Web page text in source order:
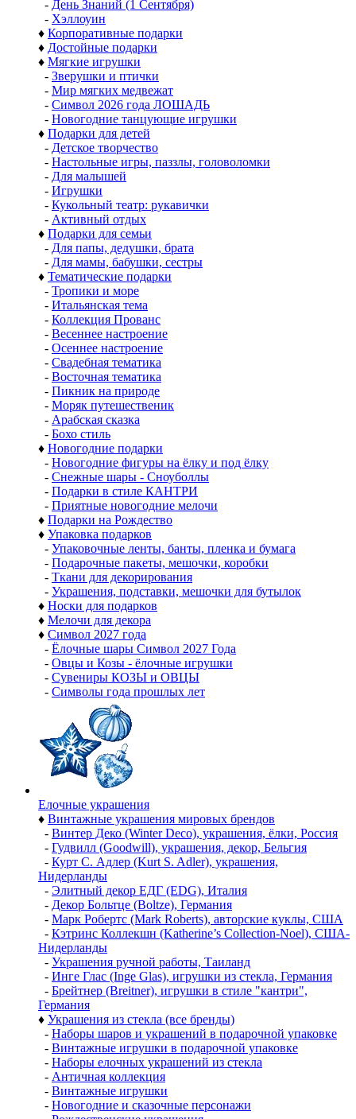
- День Знаний (1 Сентября)
- Хэллоуин
♦ Корпоративные подарки
♦ Достойные подарки
♦ Мягкие игрушки
- Зверушки и птички
- Мир мягких медвежат
- Символ 2026 года ЛОШАДЬ
- Новогодние танцующие игрушки
♦ Подарки для детей
- Детское творчество
- Настольные игры, паззлы, головоломки
- Для малышей
- Игрушки
- Кукольный театр: рукавички
- Активный отдых
♦ Подарки для семьи
- Для папы, дедушки, брата
- Для мамы, бабушки, сестры
♦ Тематические подарки
- Тропики и море
- Итальянская тема
- Коллекция Прованс
- Весеннее настроение
- Осеннее настроение
- Свадебная тематика
- Восточная тематика
- Пикник на природе
- Моряк путешественик
- Арабская сказка
- Бохо стиль
♦ Новогодние подарки
- Новогодние фигуры на ёлку и под ёлку
- Снежные шары - Сноуболлы
- Подарки в стиле КАНТРИ
- Приятные новогодние мелочи
♦ Подарки на Рождество
♦ Упаковка подарков
- Упаковочные ленты, банты, пленка и бумага
- Подарочные пакеты, мешочки, коробки
- Ткани для декорирования
- Украшения, подставки, мешочки для бутылок
♦ Носки для подарков
♦ Мелочи для декора
♦ Символ 2027 года
- Ёлочные шары Символ 2027 Года
- Овцы и Козы - ёлочные игрушки
- Сувениры КОЗЫ и ОВЦЫ
- Символы года прошлых лет
Елочные украшения
♦ Винтажные украшения мировых брендов
- Винтер Деко (Winter Deco), украшения, ёлки, Россия
- Гудвилл (Goodwill), украшения, декор, Бельгия
- Курт С. Адлер (Kurt S. Adler), украшения,
Нидерланды
- Элитный декор ЕДГ (EDG), Италия
- Декор Больтце (Boltze), Германия
- Марк Робертс (Mark Roberts), авторские куклы, США
- Кэтринс Коллекшн (Katherine’s Collection-Noel), США-
Нидерланды
- Украшения ручной работы, Таиланд
- Инге Глас (Inge Glas), игрушки из стекла, Германия
- Брейтнер (Breitner), игрушки в стиле "кантри",
Германия
♦ Украшения из стекла (все бренды)
- Наборы шаров и украшений в подарочной упаковке
- Винтажные игрушки в подарочной упаковке
- Наборы елочных украшений из стекла
- Античная коллекция
- Винтажные игрушки
- Новогодние и сказочные персонажи